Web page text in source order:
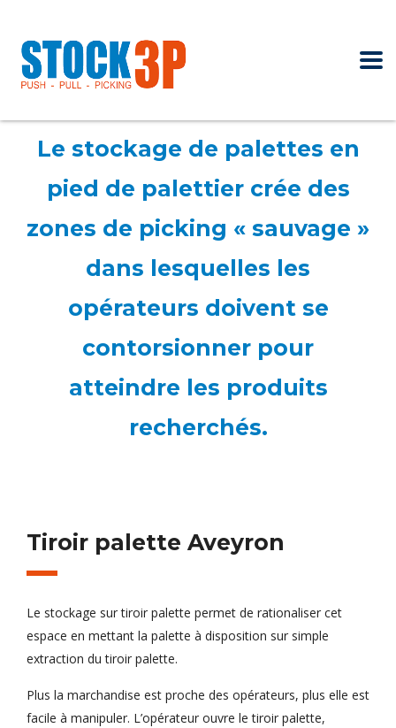
Le stockage de palettes en
pied de palettier crée des
zones de picking « sauvage »
dans lesquelles les
opérateurs doivent se
contorsionner pour
atteindre les produits
recherchés.
Tiroir palette Aveyron
Le stockage sur tiroir palette permet de rationaliser cet
espace en mettant la palette à disposition sur simple
extraction du tiroir palette.
Plus la marchandise est proche des opérateurs, plus elle est
facile à manipuler. L’opérateur ouvre le tiroir palette,